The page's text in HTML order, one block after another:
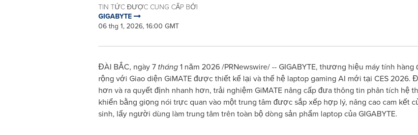
TIN TỨC ĐƯỢC CUNG CẤP BỞI
GIGABYTE
06 thg 1, 2026, 16:00 GMT
ĐÀI BẮC, ngày 7 tháng1 năm 2026 /PRNewswire/ --GIGABYTE, thương hiệu máy tính
rộng với Giao diện GiMATE được thiết kế lại và thế hệ laptop gaming AI mới tại CES
hơn và ra quyết định nhanh hơn, trải nghiệm GiMATE nâng cấp đưa thông tin phân tích hệ
khiển bằng giọng nói trực quan vào một trung tâm được sắp xếp hợp lý, nâng cao cam kết
sinh, lấy người dùng làm trung tâm trên toàn bộ dòng sản phẩm laptop của GIGABYTE.